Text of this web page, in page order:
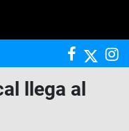
llega al